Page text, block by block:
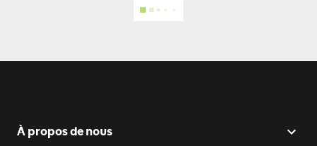
À propos de nous